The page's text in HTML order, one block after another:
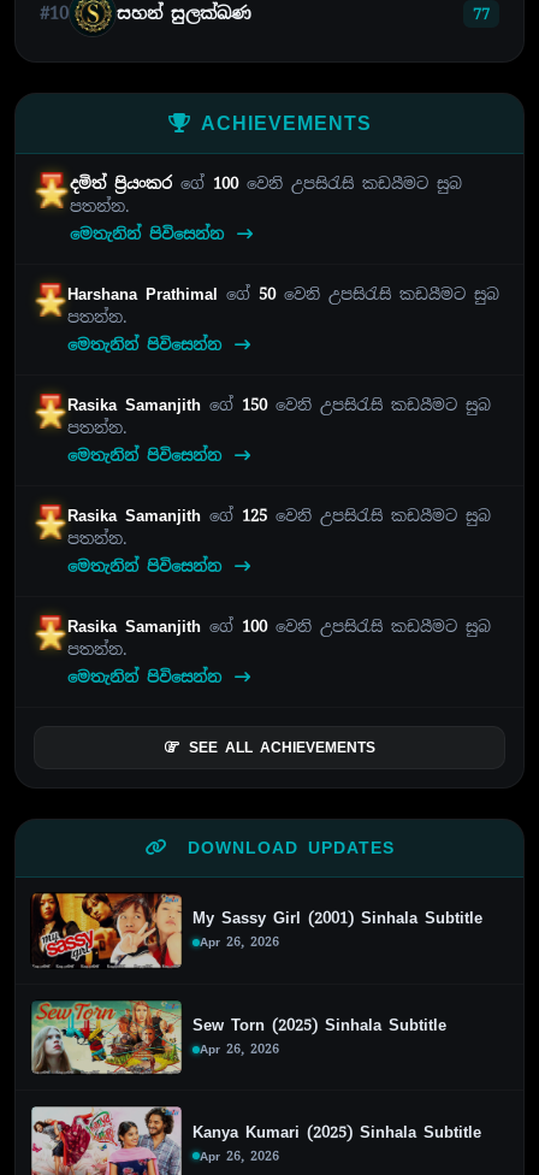
#10 සහන් සුලක්ඛණ 77
ACHIEVEMENTS
දමිත් ප්‍රියංකරගේ 100වෙනි උපසිරැසි කඩයීමට සුබ
පතන්න.
මෙතැනින් පිවිසෙන්න
Harshana Prathimal ගේ 50වෙනි උපසිරැසි කඩයීමට සුබ
පතන්න.
මෙතැනින් පිවිසෙන්න
Rasika Samanjithගේ 150වෙනි උපසිරැසි කඩයීමට සුබ
පතන්න.
මෙතැනින් පිවිසෙන්න
Rasika Samanjithගේ 125 වෙනි උපසිරැසි කඩයීමට සුබ
පතන්න.
මෙතැනින් පිවිසෙන්න
Rasika Samanjithගේ 100වෙනි උපසිරැසි කඩයීමට සුබ
පතන්න.
මෙතැනින් පිවිසෙන්න
SEE ALL ACHIEVEMENTS
DOWNLOAD UPDATES
My Sassy Girl (2001) Sinhala Subtitle
Apr 26, 2026
Sew Torn (2025) Sinhala Subtitle
Apr 26, 2026
Kanya Kumari (2025) Sinhala Subtitle
Apr 26, 2026